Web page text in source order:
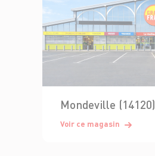
Mondeville (14120)
Voir ce magasin